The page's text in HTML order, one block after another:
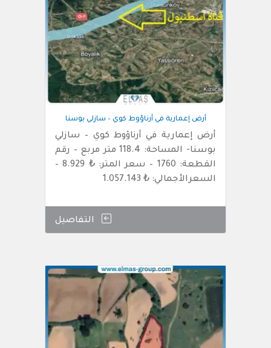
أرض إعمارية في أرناؤوط كوي – سازلي بوسنا
أرض إعمارية في أرناؤوط كوي – سازلي
بوسنا- المساحة: 118.4 متر مربع – رقم
القطعة: 1760 – سعر المتر: ₺ 8.929 –
السعرالأجمالي: ₺ 1.057.143
التفاصيل